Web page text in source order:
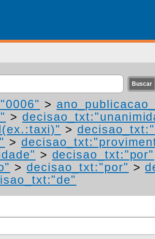
>
>
>
>
> decisao_txt:"por"
> decisao_txt:"por" >